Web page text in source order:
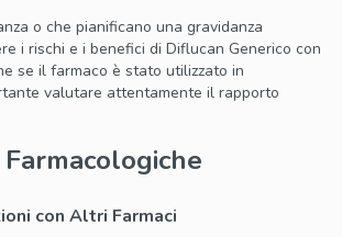
o che pianificano una gravidanza
i rischi e i benefici di Diflucan Generico con
se il farmaco è stato utilizzato in
valutare attentamente il rapporto
con Altri Farmaci